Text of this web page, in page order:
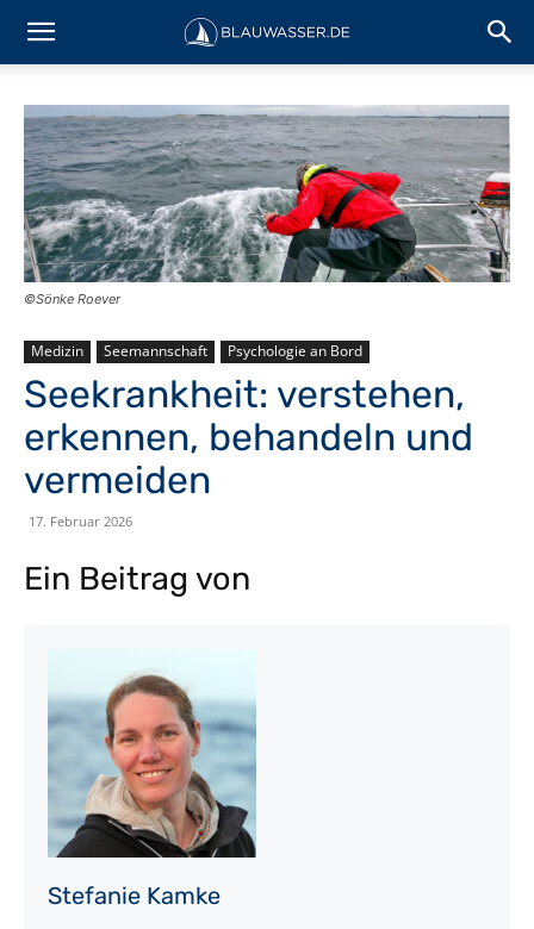
©Sönke Roever
Medizin Seemannschaft Psychologie an Bord
Seekrankheit: verstehen,
erkennen, behandeln und
vermeiden
17. Februar 2026
Ein Beitrag von
Stefanie Kamke